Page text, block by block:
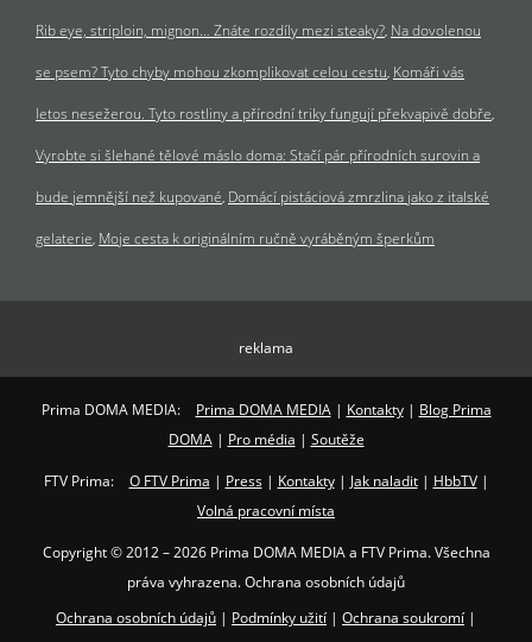
Rib eye, striploin, mignon… Znáte rozdíly mezi steaky? Na dovolenou
se psem? Tyto chyby mohou zkomplikovat celou cestu Komáři vás
letos nesežerou. Tyto rostliny a přírodní triky fungují překvapivě dobře
Vyrobte si šlehané tělové máslo doma: Stačí pár přírodních surovin a
bude jemnější než kupované Domácí pistáciová zmrzlina jako z italské
gelaterie Moje cesta k originálním ručně vyráběným šperkům
reklama
Prima DOMA MEDIA: Prima DOMA MEDIA| Kontakty| Blog Prima
DOMA| Pro média | Soutěže
FTV Prima: O FTV Prima | Press| Kontakty| Jak naladit| HbbTV|
Volná pracovní místa
Copyright © 2012 – 2026 Prima DOMA MEDIA a FTV Prima. Všechna
práva vyhrazena. Ochrana osobních údajů
Ochrana osobních údajů | Podmínky užití | Ochrana soukromí |